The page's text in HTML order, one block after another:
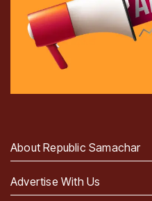
About Republic Samachar
Advertise With Us